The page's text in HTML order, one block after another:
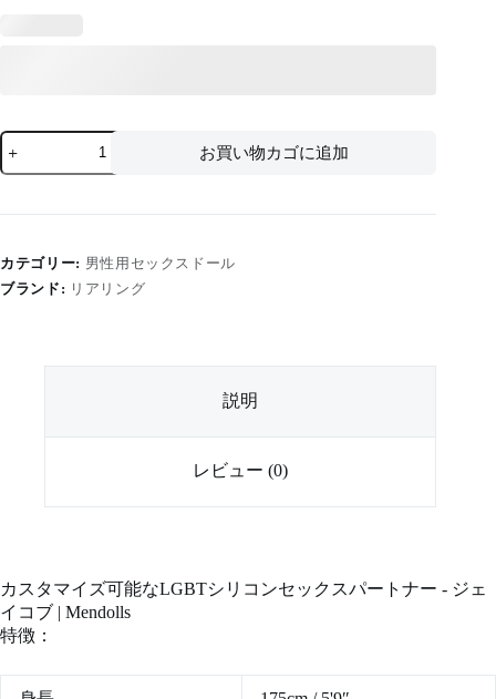
175cm/5ft9
Customizable
LGBT
Sex
Sculpture-
Jacob
お買い物カゴに追加
カテゴリー: 男性用セックスドール
ブランド: リアリング
説明
レビュー (0)
カスタマイズ可能なLGBTシリコンセックスパートナー - ジェ
イコブ | Mendolls
特徴：